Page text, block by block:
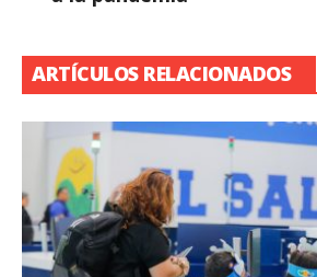
ARTÍCULOS RELACIONADOS